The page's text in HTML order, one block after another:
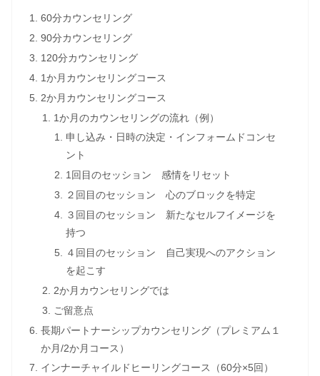
60分カウンセリング
90分カウンセリング
120分カウンセリング
1か月カウンセリングコース
2か月カウンセリングコース
1か月のカウンセリングの流れ（例）
申し込み・日時の決定・インフォームドコンセ
ント
1回目のセッション 感情をリセット
２回目のセッション 心のブロックを特定
３回目のセッション 新たなセルフイメージを
持つ
４回目のセッション 自己実現へのアクション
を起こす
2か月カウンセリングでは
ご留意点
長期パートナーシップカウンセリング（プレミアム１
か月/2か月コース）
インナーチャイルドヒーリングコース（60分×5回）